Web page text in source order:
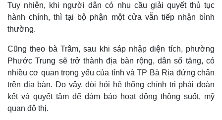
Thể thao
Tuy nhiên, khi người dân có nhu cầu giải quyết thủ tục
hành chính, thì tại bộ phận một cửa vẫn tiếp nhận bình
thường.
Cũng theo bà Trâm, sau khi sáp nhập diện tích, phường
Phước Trung sẽ trở thành địa bàn rộng, dân số tăng, có
nhiều cơ quan trọng yếu của tỉnh và TP Bà Rịa đứng chân
trên địa bàn. Do vậy, đòi hỏi hệ thống chính trị phải đoàn
kết và quyết tâm để đảm bảo hoạt động thông suốt, mỹ
quan đô thị.